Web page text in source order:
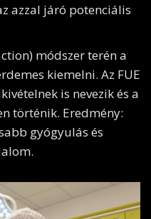
azzal járó potenciális
módszer terén a
kiemelni. Az FUE
is nevezik és a
történik. Eredmény:
gyógyulás és